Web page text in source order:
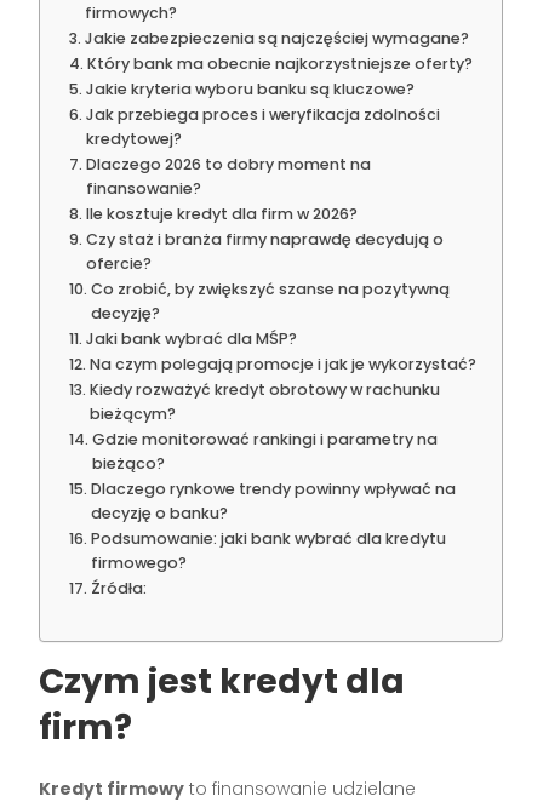
firmowych?
Jakie zabezpieczenia są najczęściej wymagane?
Który bank ma obecnie najkorzystniejsze oferty?
Jakie kryteria wyboru banku są kluczowe?
Jak przebiega proces i weryfikacja zdolności
kredytowej?
Dlaczego 2026 to dobry moment na
finansowanie?
Ile kosztuje kredyt dla firm w 2026?
Czy staż i branża firmy naprawdę decydują o
ofercie?
Co zrobić, by zwiększyć szanse na pozytywną
decyzję?
Jaki bank wybrać dla MŚP?
Na czym polegają promocje i jak je wykorzystać?
Kiedy rozważyć kredyt obrotowy w rachunku
bieżącym?
Gdzie monitorować rankingi i parametry na
bieżąco?
Dlaczego rynkowe trendy powinny wpływać na
decyzję o banku?
Podsumowanie: jaki bank wybrać dla kredytu
firmowego?
Źródła:
Czym jest kredyt dla
firm?
Kredyt firmowy to finansowanie udzielane